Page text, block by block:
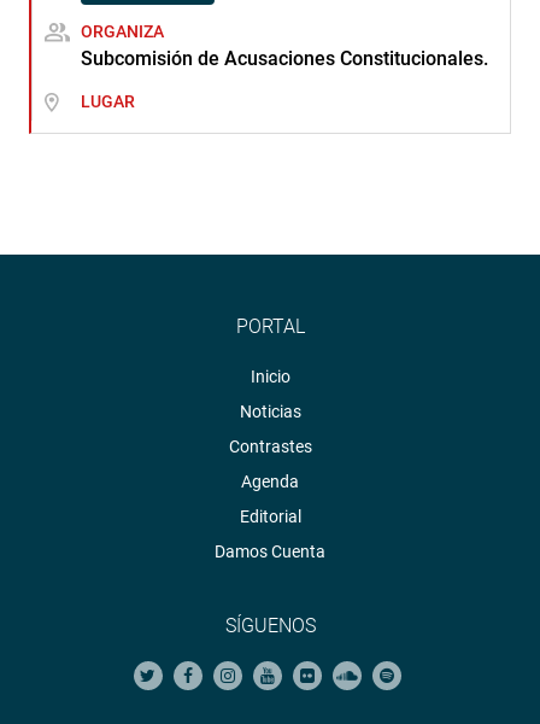
ORGANIZA
Subcomisión de Acusaciones Constitucionales.
LUGAR
PORTAL
Inicio
Noticias
Contrastes
Agenda
Editorial
Damos Cuenta
SÍGUENOS